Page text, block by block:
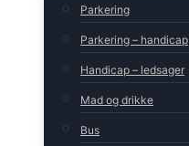
Parkering
Parkering – handicap
Handicap – ledsager
Mad og drikke
Bus